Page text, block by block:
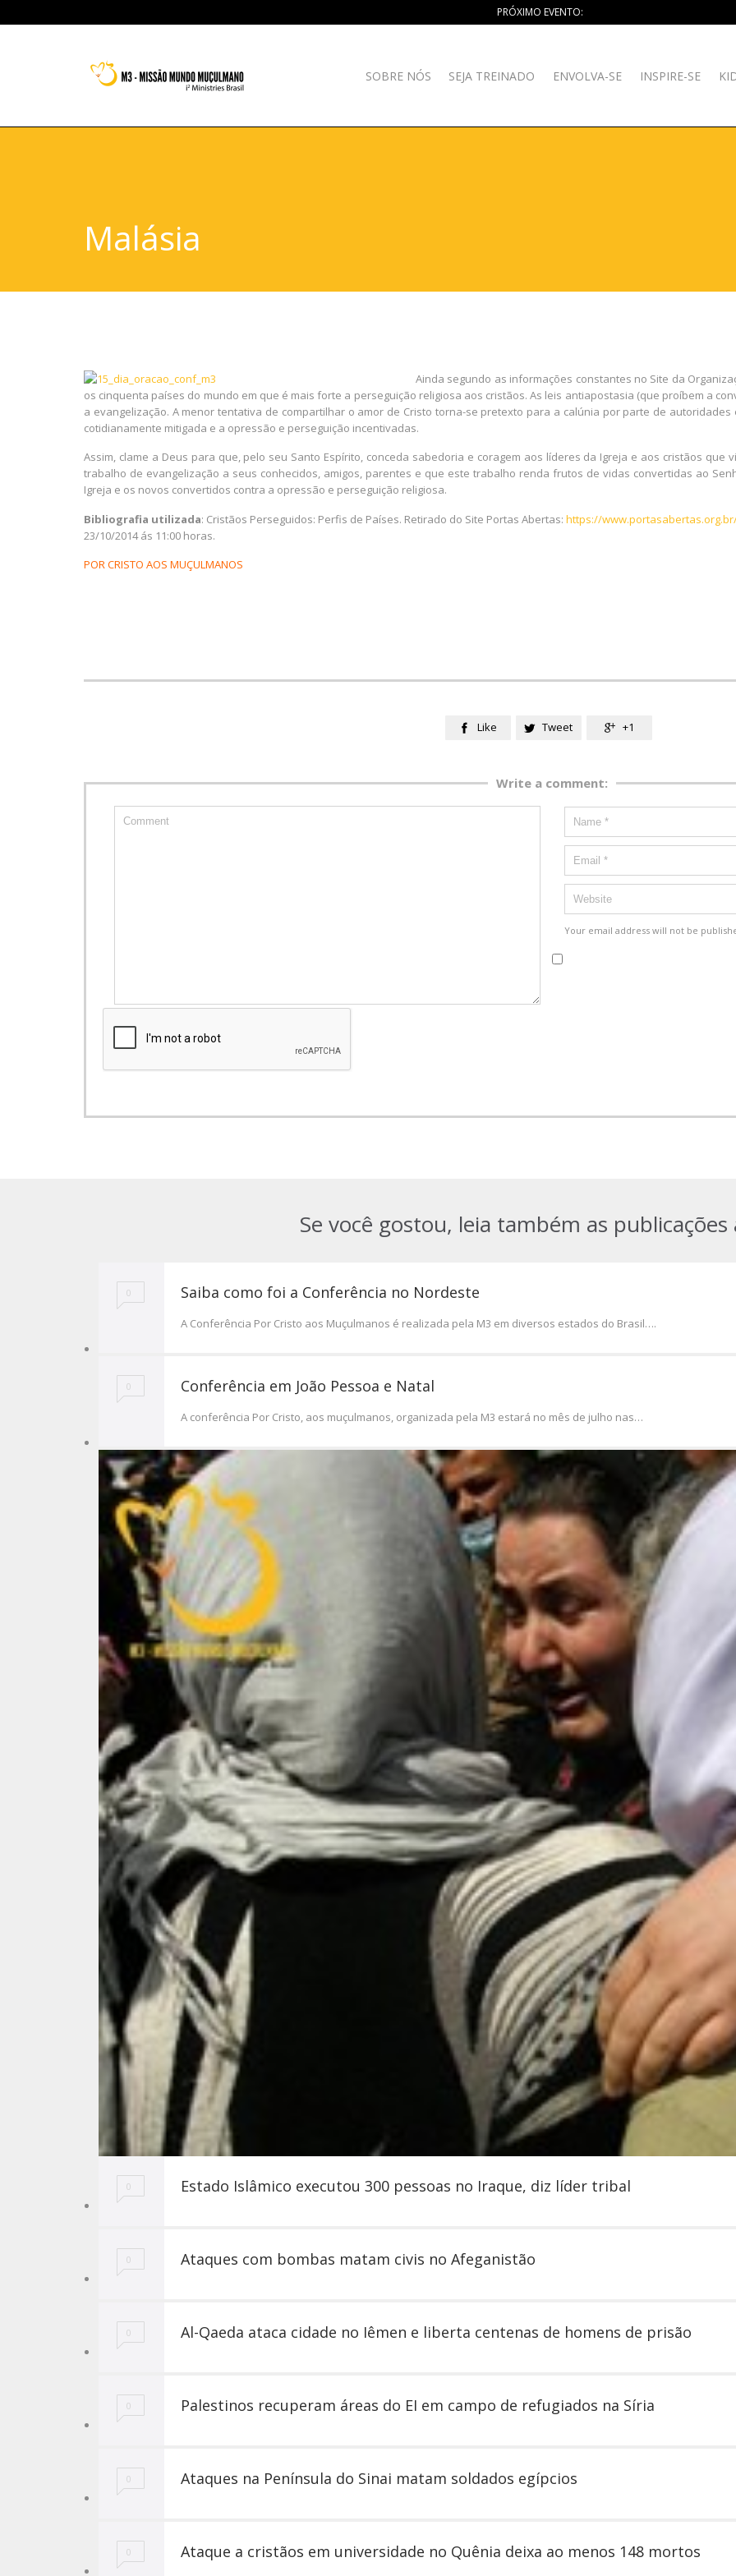
PRÓXIMO EVENTO:
SOBRE NÓS SEJA TREINADO ENVOLVA-SE INSPIRE-SE
Malásia
Ainda segundo as informações constantes no Site da
os cinquenta países do mundo em que é mais forte a perseguição religiosa aos cristãos. As leis antiapostasia (que proíbem a
a evangelização. A menor tentativa de compartilhar o amor de Cristo torna-se pretexto para a calúnia por parte de
cotidianamente mitigada e a opressão e perseguição incentivadas.
Assim, clame a Deus para que, pelo seu Santo Espírito, conceda sabedoria e coragem aos líderes da Igreja e aos cristãos
trabalho de evangelização a seus conhecidos, amigos, parentes e que este trabalho renda frutos de vidas convertidas ao
Igreja e os novos convertidos contra a opressão e perseguição religiosa.
Bibliografia utilizada: Cristãos Perseguidos: Perfis de Países. Retirado do Site Portas Abertas: https://
23/10/2014 ás 11:00 horas.
POR CRISTO AOS MUÇULMANOS
 Like  Tweet  +1
Write a comment:
Your email address will not be
Se você gostou, leia também as publicações
0 Saiba como foi a Conferência no Nordeste
A Conferência Por Cristo aos Muçulmanos é realizada pela M3 em diversos estados do Brasil….
0 Conferência em João Pessoa e Natal
A conferência Por Cristo, aos muçulmanos, organizada pela M3 estará no mês de julho nas…
0 Estado Islâmico executou 300 pessoas no Iraque, diz líder tribal
0 Ataques com bombas matam civis no Afeganistão
0 Al-Qaeda ataca cidade no Iêmen e liberta centenas de homens de prisão
0 Palestinos recuperam áreas do EI em campo de refugiados na Síria
0 Ataques na Península do Sinai matam soldados egípcios
0 Ataque a cristãos em universidade no Quênia deixa ao menos 148 mortos